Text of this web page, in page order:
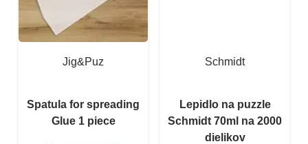
Jig&Puz
Spatula for spreading
Glue 1 piece
Schmidt
Lepidlo na puzzle
Schmidt 70ml na 2000
dielikov